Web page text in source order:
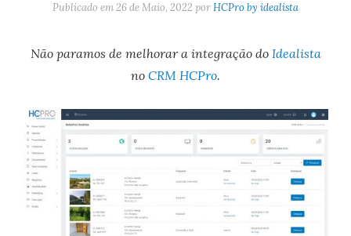
Publicado em26 de Maio, 2022 porHCPro by idealista
Não paramos de melhorar a integração do Idealista
no CRM HCPro.